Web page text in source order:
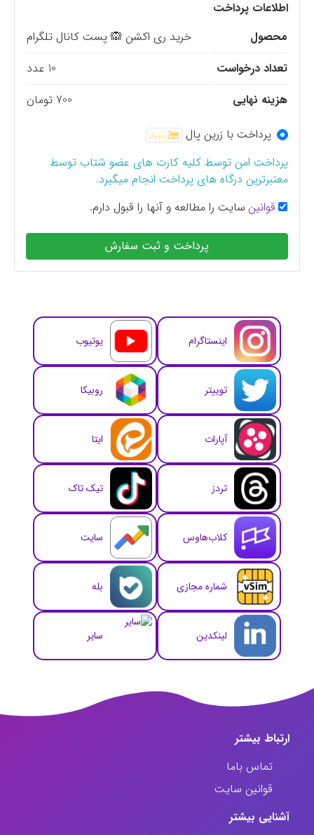
اطلاعات پرداخت
محصول
خرید ری اکشن 🙉 پست کانال تلگرام
تعداد درخواست
10 عدد
هزینه نهایی
700 تومان
پرداخت با زرین پال
پرداخت امن توسط کلیه کارت های عضو شتاب توسط
معتبرترین درگاه های پرداخت انجام میگیرد.
قوانین سایت را مطالعه و آنها را قبول دارم.
پرداخت و ثبت سفارش
اینستاگرام یوتیوب
توییتر روبیکا
آپارات ایتا
تردز تیک تاک
کلاب‌هاوس سایت
شماره مجازی بله
لینکدین سایر
ارتباط‌ بیشتر
تماس باما
قوانین سایت
آشنایی بیشتر